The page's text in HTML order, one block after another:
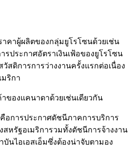
คาผู้ผลิตของกลุ่มยูโรโซนด้วยเช่น
รประกาศอัตราเงินเฟ้อของยูโรโซน
สดิการการว่างงานครั้งแรกต่อเนื่อง
ริกา
ของแคนาดาด้วยเช่นเดียวกัน
อการประกาศดัชนีภาคการบริการ
สหรัฐอเมริการวมทั้งดัชนีการจ้างงาน
นไอเอสเอ็มซึ่งต้องน่าจับตามอง